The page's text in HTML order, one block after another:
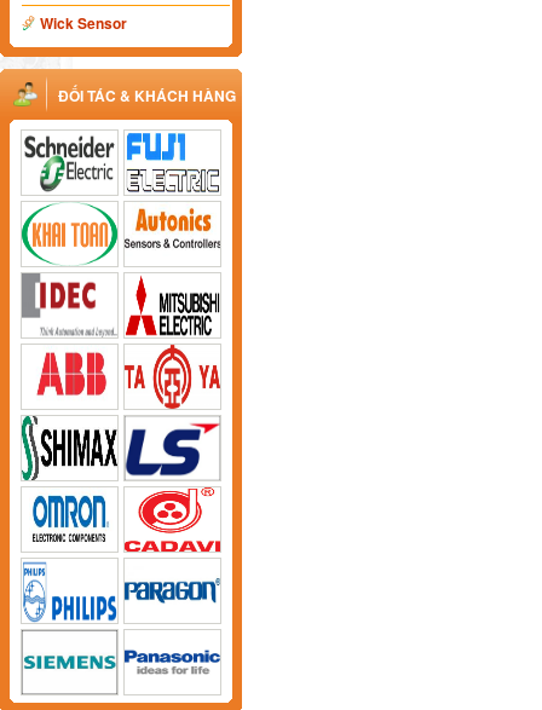
Wick Sensor
ĐỐI TÁC & KHÁCH HÀNG